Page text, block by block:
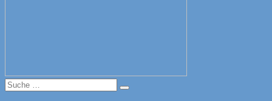
Suche
nach:
Suche